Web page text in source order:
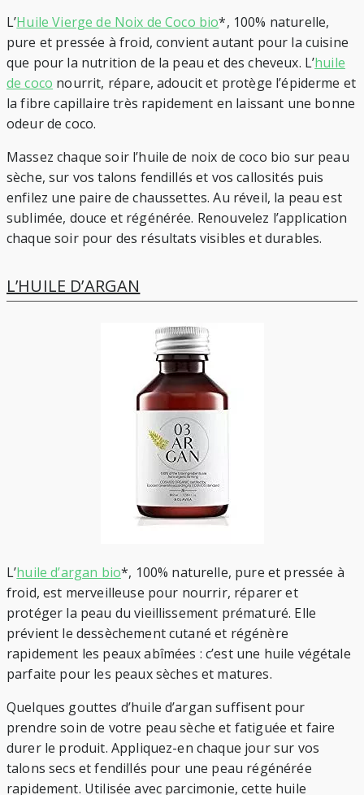
L’Huile Vierge de Noix de Coco bio*, 100% naturelle,
pure et pressée à froid, convient autant pour la cuisine
que pour la nutrition de la peau et des cheveux. L’huile
de coco nourrit, répare, adoucit et protège l’épiderme et
la fibre capillaire très rapidement en laissant une bonne
odeur de coco.
Massez chaque soir l’huile de noix de coco bio sur peau
sèche, sur vos talons fendillés et vos callosités puis
enfilez une paire de chaussettes. Au réveil, la peau est
sublimée, douce et régénérée. Renouvelez l’application
chaque soir pour des résultats visibles et durables.
L’HUILE D’ARGAN
L’huile d’argan bio*, 100% naturelle, pure et pressée à
froid, est merveilleuse pour nourrir, réparer et
protéger la peau du vieillissement prématuré. Elle
prévient le dessèchement cutané et régénère
rapidement les peaux abîmées : c’est une huile végétale
parfaite pour les peaux sèches et matures.
Quelques gouttes d’huile d’argan suffisent pour
prendre soin de votre peau sèche et fatiguée et faire
durer le produit. Appliquez-en chaque jour sur vos
talons secs et fendillés pour une peau régénérée
rapidement. Utilisée avec parcimonie, cette huile